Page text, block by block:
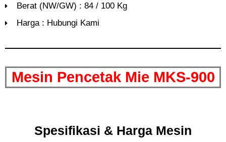
Berat (NW/GW) : 84 / 100 Kg
Harga : Hubungi Kami
Mesin Pencetak Mie MKS-900
Spesifikasi & Harga Mesin